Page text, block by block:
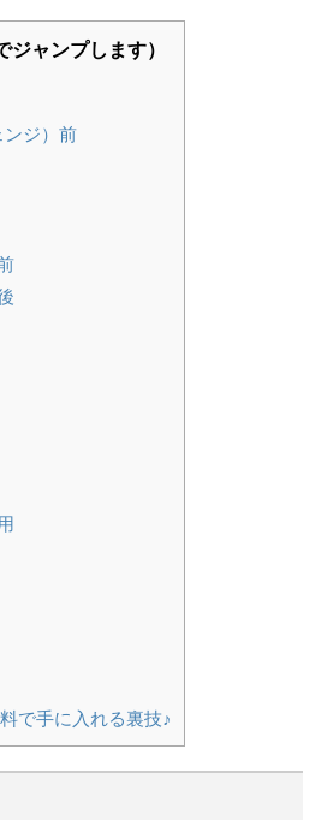
ジャンプします）
ジ）前
で手に入れる裏技♪